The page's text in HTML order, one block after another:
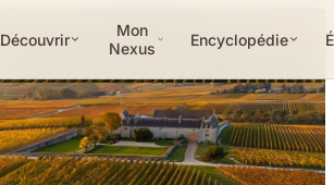
Découvrir
Mon
Nexus
Encyclopédie